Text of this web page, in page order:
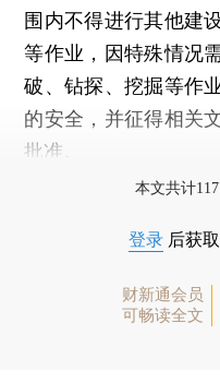
围内不得进行其他建
等作业，因特殊情况
破、钻探、挖掘等作
的安全，并征得相关
批准。
本文共计
登录 后获
财新通会员
可畅读全文